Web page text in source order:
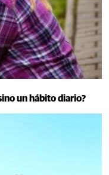
un hábito diario?